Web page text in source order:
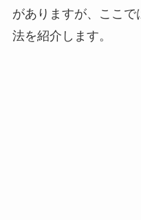
がありますが、ここ
法を紹介します。